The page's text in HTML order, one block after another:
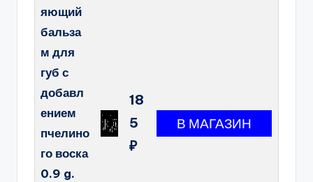
яющий
бальза
м для
губ с
добавл
ением
пчелино
го воска
0.9 g.
18
5
₽